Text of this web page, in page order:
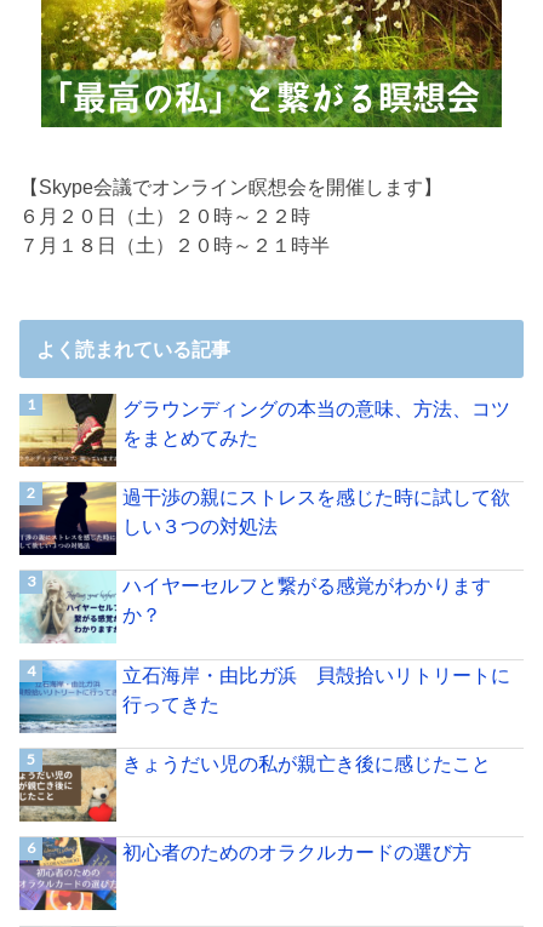
【Skype会議でオンライン瞑想会を開催します】
６月２０日（土）２０時～２２時
７月１８日（土）２０時～２１時半
よく読まれている記事
グラウンディングの本当の意味、方法、コツ
をまとめてみた
過干渉の親にストレスを感じた時に試して欲
しい３つの対処法
ハイヤーセルフと繋がる感覚がわかります
か？
立石海岸・由比ガ浜 貝殻拾いリトリートに
行ってきた
きょうだい児の私が親亡き後に感じたこと
初心者のためのオラクルカードの選び方